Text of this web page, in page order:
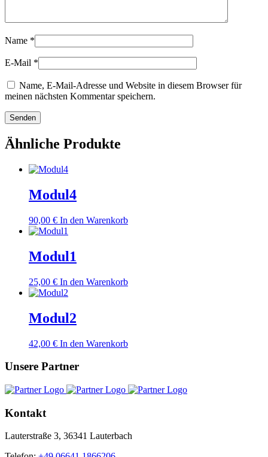
Name *
E-Mail *
Name, E-Mail-Adresse und Website in diesem Browser für
meinen nächsten Kommentar speichern.
Ähnliche Produkte
Modul4
90,00 € In den Warenkorb
Modul1
25,00 € In den Warenkorb
Modul2
42,00 € In den Warenkorb
Unsere Partner
Kontakt
Lauterstraße 3, 36341 Lauterbach